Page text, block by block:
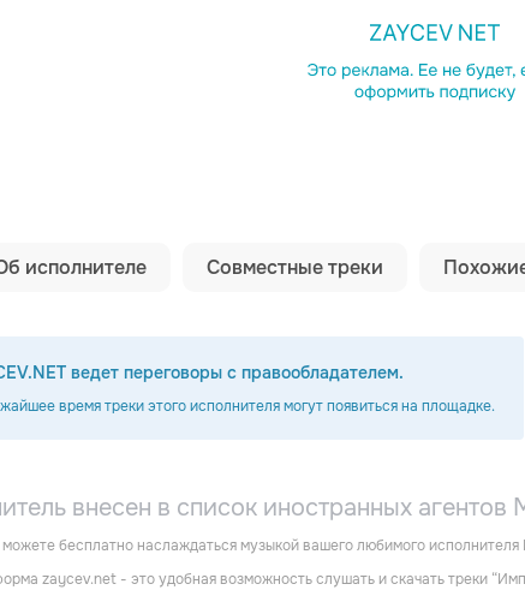
Копировать
исполнителе Совместные треки
ведет переговоры с правообладателем.
время треки этого исполнителя могут появиться на площадке.
RAUSH, Юлия Савичева
Метал
DJ Groove
Поп
внесен в список иностранных
бесплатно наслаждаться музыкой вашего любимого
zaycev.net - это удобная возможность слушать и скачать треки